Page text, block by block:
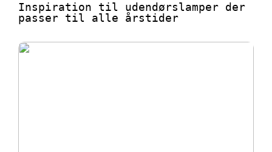
Inspiration til udendørslamper der
passer til alle årstider